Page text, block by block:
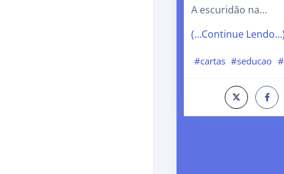
A escuridão na…
(…Continue Lendo…)
#cartas #seducao